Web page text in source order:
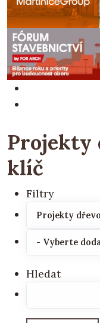
Projekty
klíč
Filtry
Hledat